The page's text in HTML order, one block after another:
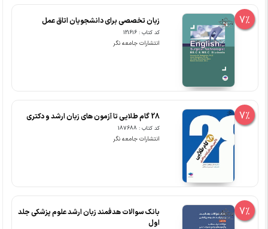
7% زبان تخصصی برای دانشجویان اتاق عمل
کد کتاب : 121616
انتشارات جامعه نگر
7% 28 گام طلایی تا آزمون های زبان ارشد و دکتری
کد کتاب : 187688
انتشارات جامعه نگر
7%
بانک سوالات هدفمند زبان ارشد علوم پزشکی جلد
اول